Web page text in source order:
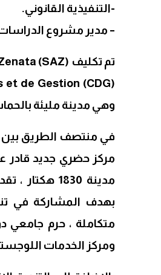
-التنفيذية القانوني.
– مدير مشروع
وهي مدينة مليئة
مركز حضري جديد قادر
مدينة 1830
متكاملة ، حرم جامعي
ومركز الخدمات